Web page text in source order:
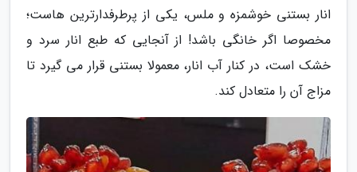
انار بستنی خوشمزه و ملس، یکی از پرطرفدارترین هاست؛
مخصوصا اگر خانگی باشد! از آنجایی که طبع انار سرد و
خشک است، در کنار آب انار، معمولا بستنی قرار می گیرد تا
مزاج آن را متعادل کند.